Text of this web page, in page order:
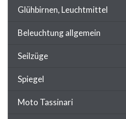
Glühbirnen, Leuchtmittel
Beleuchtung allgemein
Seilzüge
Spiegel
Moto Tassinari